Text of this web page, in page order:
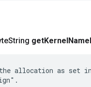
String getKernelName
allocation as set